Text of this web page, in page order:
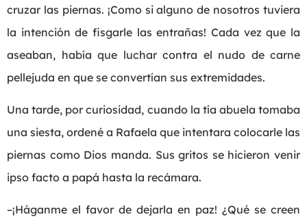
cruzar las piernas. ¡Como si alguno de nosotros tuviera
la intención de fisgarle las entrañas! Cada vez que la
aseaban, había que luchar contra el nudo de carne
pellejuda en que se convertían sus extremidades.
Una tarde, por curiosidad, cuando la tía abuela tomaba
una siesta, ordené a Rafaela que intentara colocarle las
piernas como Dios manda. Sus gritos se hicieron venir
ipso facto a papá hasta la recámara.
–¡Háganme el favor de dejarla en paz! ¿Qué se creen